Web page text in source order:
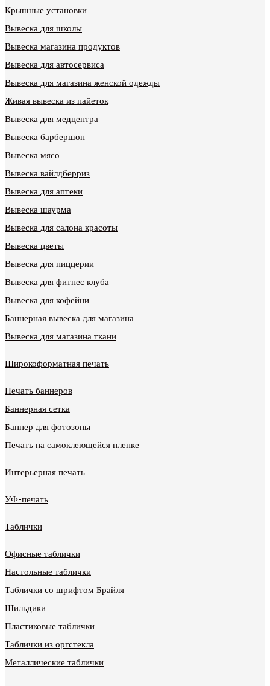
Крышные установки
Вывеска для школы
Вывеска магазина продуктов
Вывеска для автосервиса
Вывеска для магазина женской одежды
Живая вывеска из пайеток
Вывеска для медцентра
Вывеска барбершоп
Вывеска мясо
Вывеска вайлдберриз
Вывеска для аптеки
Вывеска шаурма
Вывеска для салона красоты
Вывеска цветы
Вывеска для пиццерии
Вывеска для фитнес клуба
Вывеска для кофейни
Баннерная вывеска для магазина
Вывеска для магазина ткани
Широкоформатная печать
Печать баннеров
Баннерная сетка
Баннер для фотозоны
Печать на самоклеющейся пленке
Интерьерная печать
УФ-печать
Таблички
Офисные таблички
Настольные таблички
Таблички со шрифтом Брайля
Шильдики
Пластиковые таблички
Таблички из оргстекла
Металлические таблички